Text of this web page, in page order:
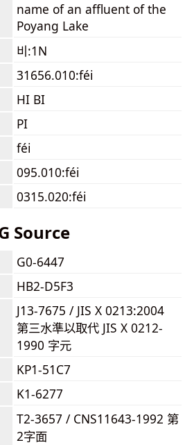
name of an affluent of the
Poyang Lake
비:1N
31656.010:féi
HI BI
PI
féi
095.010:féi
0315.020:féi
Source
G0-6447
HB2-D5F3
J13-7675 / JIS X 0213:2004
第三水準以取代 JIS X 0212-
1990 字元
KP1-51C7
K1-6277
T2-3657 / CNS11643-1992 第
2字面